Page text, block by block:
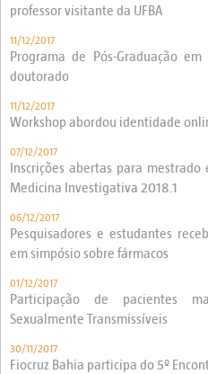
professor visitante da UFBA
11/12/2017
Programa de Pós-Graduação
doutorado
11/12/2017
Workshop abordou identidade
07/12/2017
Inscrições abertas para
Medicina Investigativa 2018.1
06/12/2017
Pesquisadores e estudantes
em simpósio sobre fármacos
01/12/2017
Participação de pacientes
Sexualmente Transmissíveis
30/11/2017
Fiocruz Bahia participa do 5º